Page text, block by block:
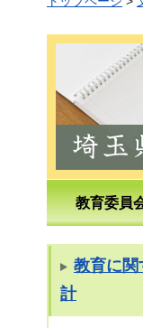
教育委員
教育に関
計